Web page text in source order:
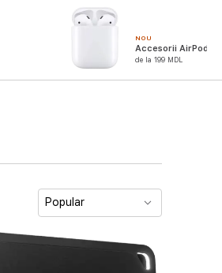
NOU
Accesorii AirPods
de la 199 MDL
Popular